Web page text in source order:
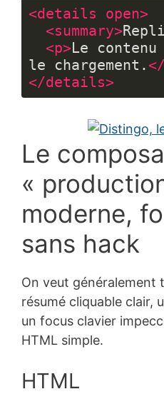
<details open>
<summary>
<p>Le
le chargement.</
</details>
HTML,
XML
xml
Le
«
moderne,
sans hack
On veut généralement
résumé cliquable clair,
un focus clavier
HTML simple.
HTML